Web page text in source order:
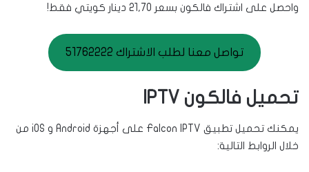
واحصل على اشتراك فالكون بسعر 21,70 دينار كويتي فقط!
تواصل معنا لطلب الاشتراك 51762222
تحميل فالكون IPTV
يمكنك تحميل تطبيق Falcon IPTV على أجهزة Android و iOS من
خلال الروابط التالية: